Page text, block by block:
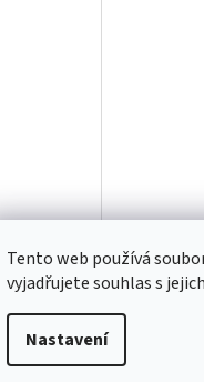
Tento web používá
vyjadřujete souhlas s
Nastavení
35 %
(20,7 m)
XPEL
(0.61m x 1m)